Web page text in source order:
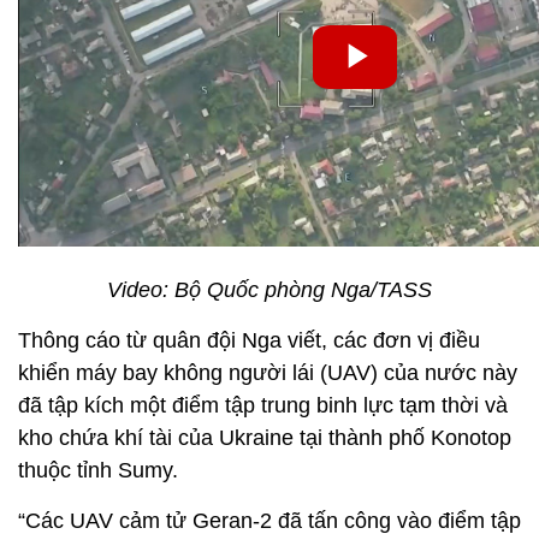
Video: Bộ Quốc phòng Nga/TASS
Thông cáo từ quân đội Nga viết, các đơn vị điều
khiển máy bay không người lái (UAV) của nước này
đã tập kích một điểm tập trung binh lực tạm thời và
kho chứa khí tài của Ukraine tại thành phố Konotop
thuộc tỉnh Sumy.
“Các UAV cảm tử Geran-2 đã tấn công vào điểm tập